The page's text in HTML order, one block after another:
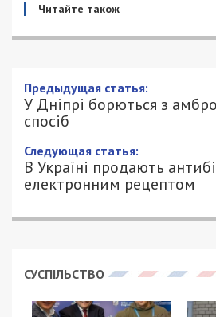
Читайте також
Предыдущая статья:
У Дніпрі борються з
спосіб
Следующая статья:
В Україні продають
електронним рецептом
СУСПІЛЬСТВО